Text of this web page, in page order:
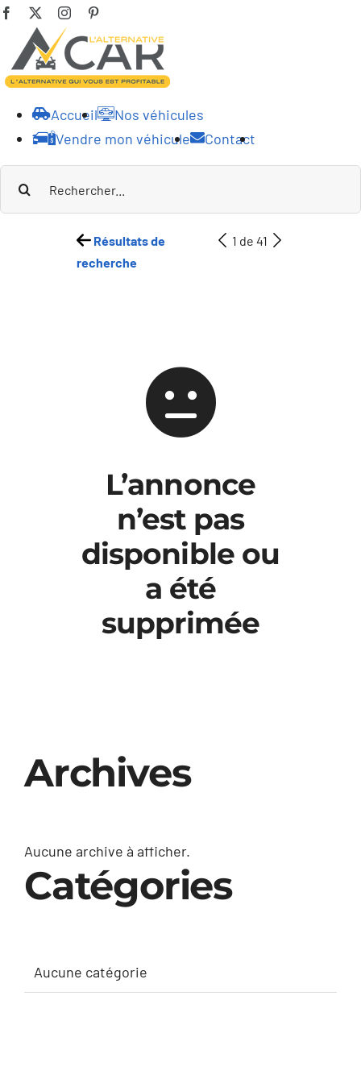
Passer
contenu
Facebook Instagram
Accueil
Nos véhicules
Vendre mon véhicule
Contact
Résultats de
recherche
1 de 41
L’annonce
n’est pas
disponible ou
a été
supprimée
Archives
Aucune archive à afficher.
Catégories
Aucune catégorie